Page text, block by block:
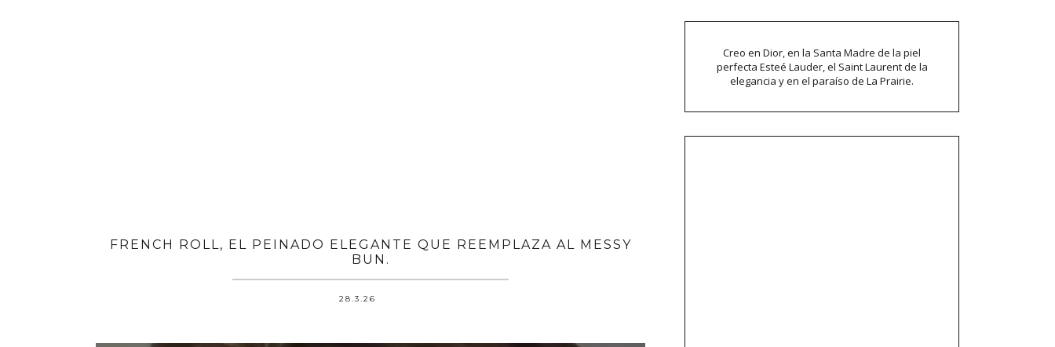
FRENCH ROLL, EL PEINADO ELEGANTE QUE REEMPLAZA AL MESSY
BUN.
28.3.26
Creo en Dior, en la Santa Madre de la piel
perfecta Esteé Lauder, el Saint Laurent de la
elegancia y en el paraíso de La Prairie.